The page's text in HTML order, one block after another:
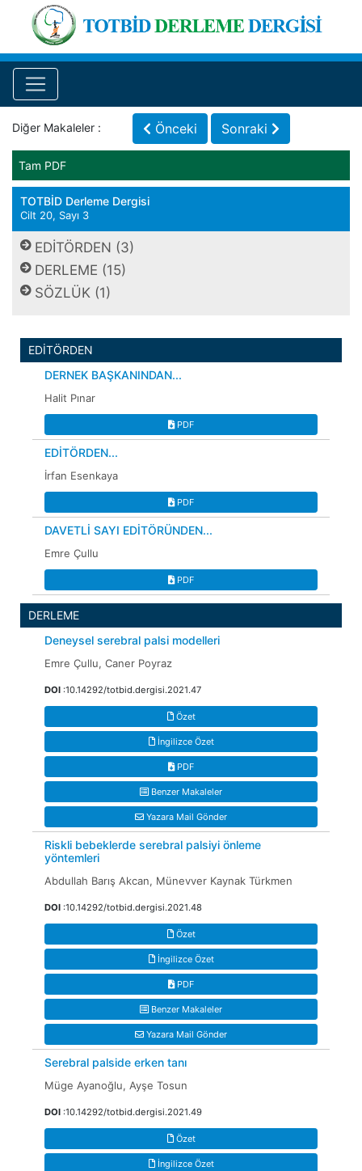
Diğer Makaleler : Önceki Sonraki
Tam PDF
TOTBİD Derleme Dergisi
Cilt 20, Sayı 3
EDİTÖRDEN (3)
DERLEME (15)
SÖZLÜK (1)
EDİTÖRDEN
DERNEK BAŞKANINDAN...
Halit Pınar
PDF
EDİTÖRDEN...
İrfan Esenkaya
PDF
DAVETLİ SAYI EDİTÖRÜNDEN...
Emre Çullu
PDF
DERLEME
Deneysel serebral palsi modelleri
Emre Çullu, Caner Poyraz
DOI :10.14292/totbid.dergisi.2021.47
Özet
İngilizce Özet
PDF
Benzer Makaleler
Yazara Mail Gönder
Riskli bebeklerde serebral palsiyi önleme
yöntemleri
Abdullah Barış Akcan, Münevver Kaynak Türkmen
DOI :10.14292/totbid.dergisi.2021.48
Özet
İngilizce Özet
PDF
Benzer Makaleler
Yazara Mail Gönder
Serebral palside erken tanı
Müge Ayanoğlu, Ayşe Tosun
DOI :10.14292/totbid.dergisi.2021.49
Özet
İngilizce Özet